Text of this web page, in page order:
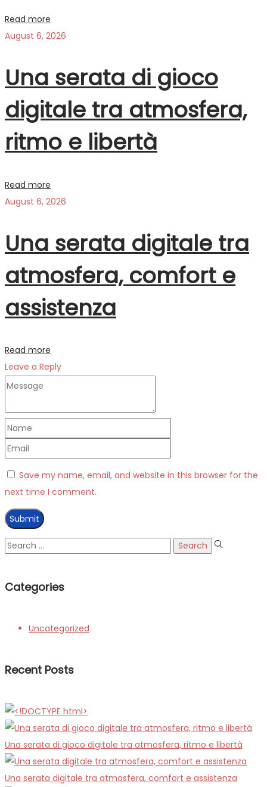
Read more
August 6, 2026
Una serata di gioco
digitale tra atmosfera,
ritmo e libertà
Read more
August 6, 2026
Una serata digitale tra
atmosfera, comfort e
assistenza
Read more
Leave a Reply
Save my name, email, and website in this browser for the
next time I comment.
Search
Categories
Uncategorized
Recent Posts
Una serata di gioco digitale tra atmosfera, ritmo e libertà
Una serata digitale tra atmosfera, comfort e assistenza